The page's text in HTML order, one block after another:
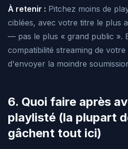
À retenir : Pitchez moins de
ciblées, avec votre titre le plus
— pas le plus « grand public ».
compatibilité streaming de
d'envoyer la moindre
6. Quoi faire après
playlisté (la plupart
gâchent tout ici)